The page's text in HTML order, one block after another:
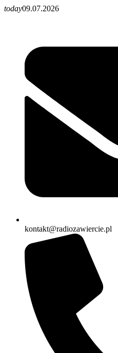
today09.07.2026
kontakt@radiozawiercie.pl